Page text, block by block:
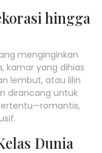
hingga
menginginkan
kamar yang dihias
lembut, atau lilin
dirancang untuk
Dunia